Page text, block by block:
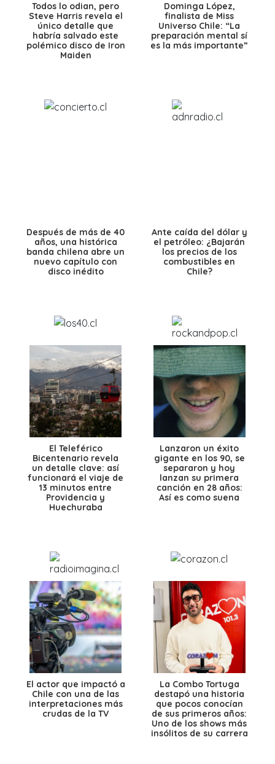
Todos lo odian, pero
Steve Harris revela el
único detalle que
habría salvado este
polémico disco de Iron
Maiden
Dominga López,
finalista de Miss
Universo Chile: “La
preparación mental sí
es la más importante”
Después de más de 40
años, una histórica
banda chilena abre un
nuevo capítulo con
disco inédito
Ante caída del dólar y
el petróleo: ¿Bajarán
los precios de los
combustibles en
Chile?
El Teleférico
Bicentenario revela
un detalle clave: así
funcionará el viaje de
13 minutos entre
Providencia y
Huechuraba
Lanzaron un éxito
gigante en los 90, se
separaron y hoy
lanzan su primera
canción en 28 años:
Así es como suena
El actor que impactó a
Chile con una de las
interpretaciones más
crudas de la TV
La Combo Tortuga
destapó una historia
que pocos conocían
de sus primeros años:
Uno de los shows más
insólitos de su carrera